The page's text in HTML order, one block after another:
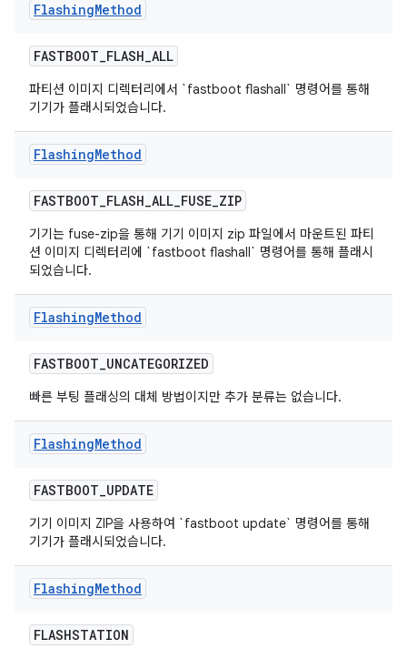
FlashingMethod
FASTBOOT_FLASH_ALL
파티션 이미지 디렉터리에서 `fastboot flashall` 명령어를 통해
기기가 플래시되었습니다.
FlashingMethod
FASTBOOT_FLASH_ALL_FUSE_ZIP
기기는 fuse-zip을 통해 기기 이미지 zip 파일에서 마운트된 파티
션 이미지 디렉터리에 `fastboot flashall` 명령어를 통해 플래시
되었습니다.
FlashingMethod
FASTBOOT_UNCATEGORIZED
빠른 부팅 플래싱의 대체 방법이지만 추가 분류는 없습니다.
FlashingMethod
FASTBOOT_UPDATE
기기 이미지 ZIP을 사용하여 `fastboot update` 명령어를 통해
기기가 플래시되었습니다.
FlashingMethod
FLASHSTATION